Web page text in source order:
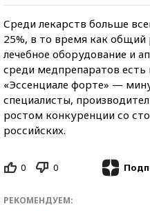
Среди лекарств больше
25%, в то время как
лечебное оборудование и
среди медпрепаратов
«Эссенциале форте» —
специалисты,
ростом конкуренции со
российских.
0 0
РЕКОМЕНДУЕМ: